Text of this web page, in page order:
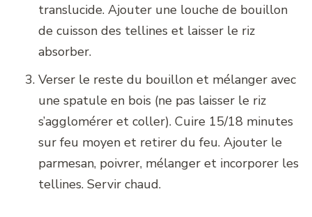
translucide. Ajouter une louche de bouillon
de cuisson des tellines et laisser le riz
absorber.
Verser le reste du bouillon et mélanger avec
une spatule en bois (ne pas laisser le riz
s’agglomérer et coller). Cuire 15/18 minutes
sur feu moyen et retirer du feu. Ajouter le
parmesan, poivrer, mélanger et incorporer les
tellines. Servir chaud.